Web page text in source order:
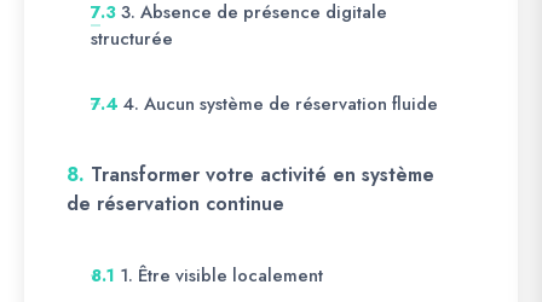
7.3 3. Absence de présence digitale
structurée
7.4 4. Aucun système de réservation fluide
8. Transformer votre activité en système
de réservation continue
8.1 1. Être visible localement